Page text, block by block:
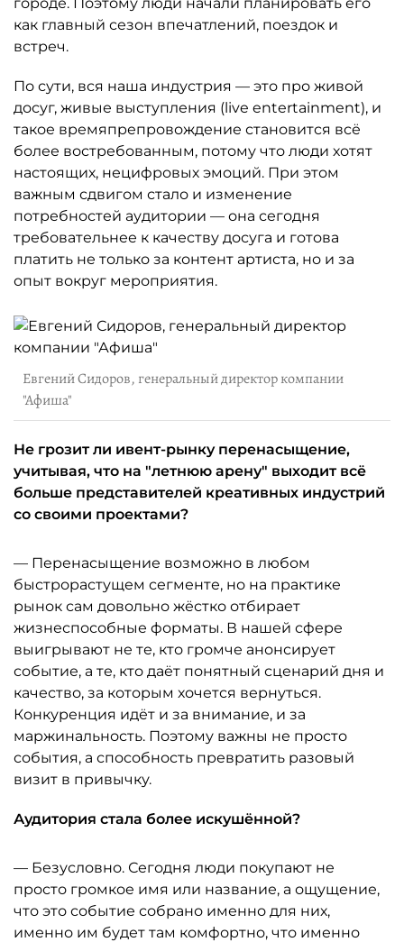
как главный сезон впечатлений, поездок и
встреч.
По сути, вся наша индустрия — это про живой
досуг, живые выступления (live entertainment), и
такое времяпрепровождение становится всё
более востребованным, потому что люди хотят
настоящих, нецифровых эмоций. При этом
важным сдвигом стало и изменение
потребностей аудитории — она сегодня
требовательнее к качеству досуга и готова
платить не только за контент артиста, но и за
опыт вокруг мероприятия.
Евгений Сидоров, генеральный директор компании
"Афиша"
Не грозит ли ивент-рынку перенасыщение,
учитывая, что на "летнюю арену" выходит всё
больше представителей креативных индустрий
со своими проектами?
— Перенасыщение возможно в любом
быстрорастущем сегменте, но на практике
рынок сам довольно жёстко отбирает
жизнеспособные форматы. В нашей сфере
выигрывают не те, кто громче анонсирует
событие, а те, кто даёт понятный сценарий дня и
качество, за которым хочется вернуться.
Конкуренция идёт и за внимание, и за
маржинальность. Поэтому важны не просто
события, а способность превратить разовый
визит в привычку.
Аудитория стала более искушённой?
— Безусловно. Сегодня люди покупают не
просто громкое имя или название, а ощущение,
что это событие собрано именно для них,
именно им будет там комфортно, что именно